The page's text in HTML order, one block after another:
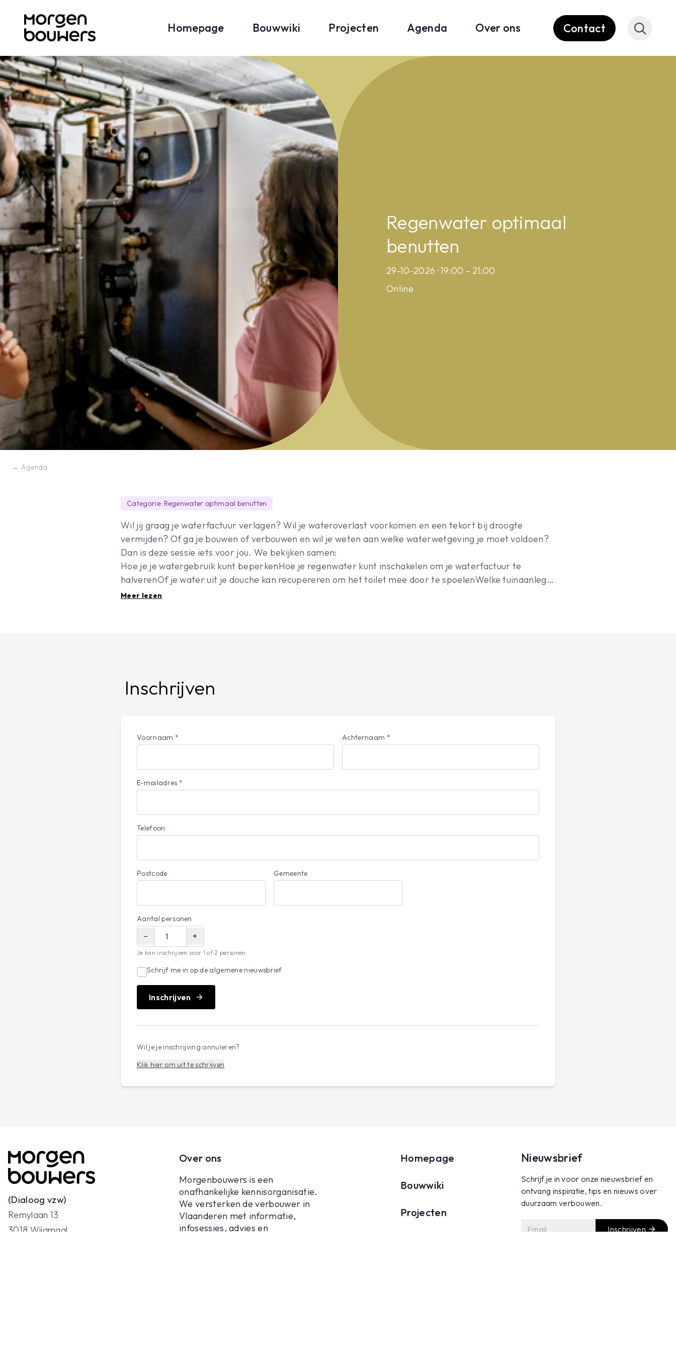
Homepage Bouwwiki Projecten Agenda Over ons Contact
Regenwater optimaal
benutten
29-10-2026 · 19:00 - 21:00
Online
← Agenda
Categorie: Regenwater optimaal benutten
Wil jij graag je waterfactuur verlagen? Wil je wateroverlast voorkomen en een tekort bij droogte
vermijden? Of ga je bouwen of verbouwen en wil je weten aan welke waterwetgeving je moet voldoen?
Dan is deze sessie iets voor jou. We bekijken samen:
Hoe je je watergebruik kunt beperkenHoe je regenwater kunt inschakelen om je waterfactuur te
halverenOf je water uit je douche kan recupereren om het toilet mee door te spoelenWelke tuinaanleg
het best bestand is tegen droogte of wateroverlastWat een infiltratiesysteem is en hoe je dit
Meer lezen
Inschrijven
Voornaam * Achternaam *
E-mailadres *
Telefoon
Postcode Gemeente
Aantal personen
− +
Je kan inschrijven voor 1 of 2 personen.
Schrijf me in op de algemene nieuwsbrief
Inschrijven
Wil je je inschrijving annuleren?
Klik hier om uit te schrijven
(Dialoog vzw)
Remylaan 13
3018 Wijgmaal
Over ons
Morgenbouwers is een
onafhankelijke kennisorganisatie.
We versterken de verbouwer in
Vlaanderen met informatie,
infosessies, advies en
Homepage
Bouwwiki
Projecten
Nieuwsbrief
Schrijf je in voor onze nieuwsbrief en
ontvang inspiratie, tips en nieuws over
duurzaam verbouwen.
Inschrijven